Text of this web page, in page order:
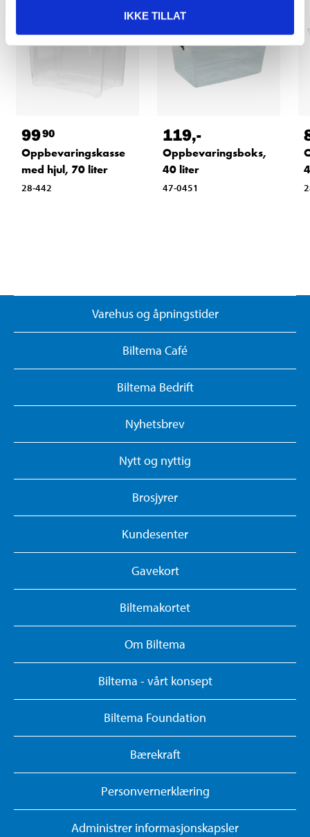
IKKE TILLAT
9990
Oppbevaringskasse
med hjul, 70 liter
28-442
119,-
Oppbevaringsboks,
40 liter
47-0451
Varehus og åpningstider
Biltema Café
Biltema Bedrift
Nyhetsbrev
Nytt og nyttig
Brosjyrer
Kundesenter
Gavekort
Biltemakortet
Om Biltema
Biltema - vårt konsept
Biltema Foundation
Bærekraft
Personvernerklæring
Administrer informasjonskapsler